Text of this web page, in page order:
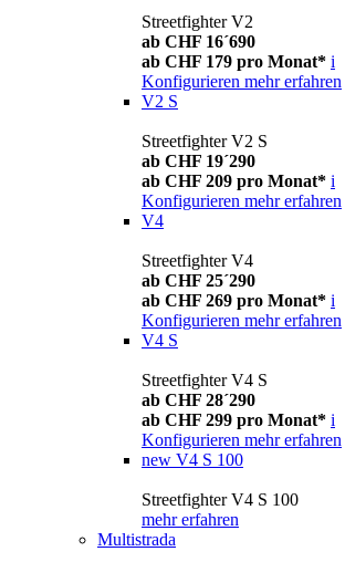
Streetfighter V2
ab CHF 16´690
ab CHF 179 pro Monat* i
Konfigurieren mehr erfahren
V2 S
Streetfighter V2 S
ab CHF 19´290
ab CHF 209 pro Monat* i
Konfigurieren mehr erfahren
V4
Streetfighter V4
ab CHF 25´290
ab CHF 269 pro Monat* i
Konfigurieren mehr erfahren
V4 S
Streetfighter V4 S
ab CHF 28´290
ab CHF 299 pro Monat* i
Konfigurieren mehr erfahren
new V4 S 100
Streetfighter V4 S 100
mehr erfahren
Multistrada